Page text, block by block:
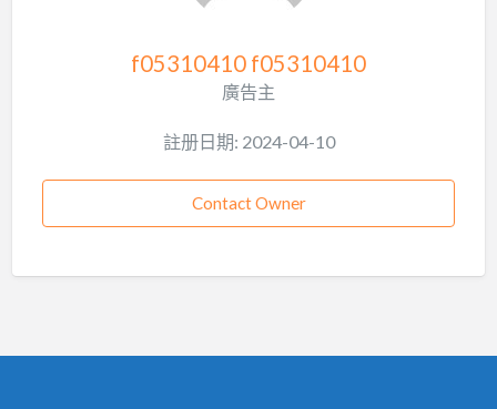
f05310410 f05310410
廣告主
註册日期: 2024-04-10
Contact Owner